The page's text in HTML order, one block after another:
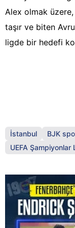
Alex olmak
taşır ve biten
ligde bir hedefi
İstanbul BJK
UEFA Şampiyonlar